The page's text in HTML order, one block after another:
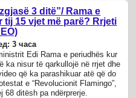
3 ditë”/ Rama e
15 vjet më parë? Rrjeti
3 часа
Edi Rama e periudhës kur
ka nisur të qarkullojë në rrjet dhe
që ka parashikuar atë që do
e “Revolucionit Flamingo”,
68 ditësh pa ndërprerje.